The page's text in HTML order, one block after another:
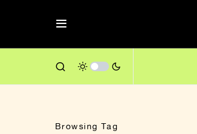
Browsing Tag